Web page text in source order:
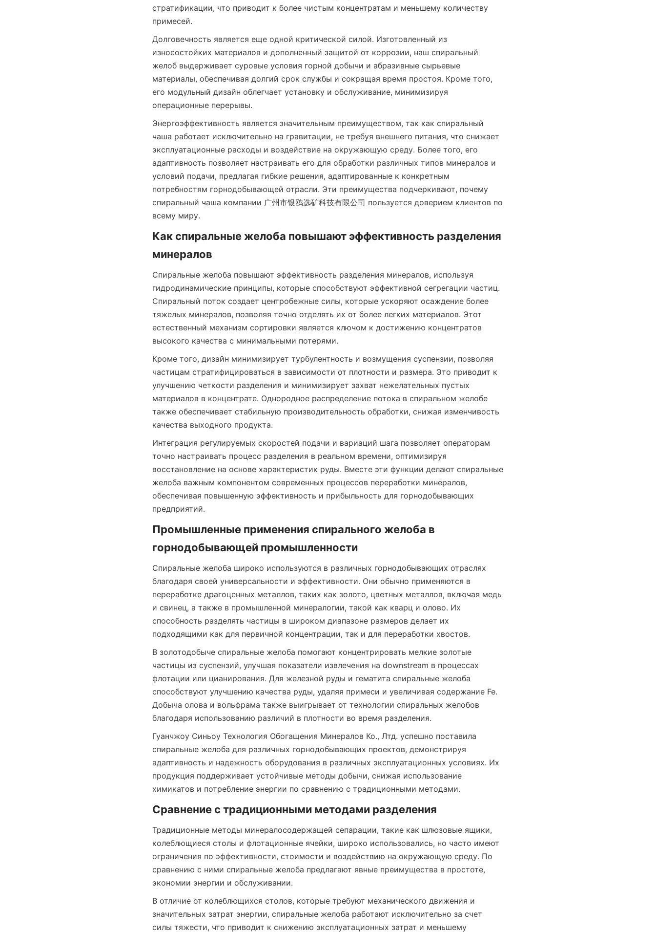
стратификации, что приводит к более чистым концентратам и меньшему количеству
примесей.
Долговечность является еще одной критической силой. Изготовленный из
износостойких материалов и дополненный защитой от коррозии, наш спиральный
желоб выдерживает суровые условия горной добычи и абразивные сырьевые
материалы, обеспечивая долгий срок службы и сокращая время простоя. Кроме того,
его модульный дизайн облегчает установку и обслуживание, минимизируя
операционные перерывы.
Энергоэффективность является значительным преимуществом, так как спиральный
чаша работает исключительно на гравитации, не требуя внешнего питания, что снижает
эксплуатационные расходы и воздействие на окружающую среду. Более того, его
адаптивность позволяет настраивать его для обработки различных типов минералов и
условий подачи, предлагая гибкие решения, адаптированные к конкретным
потребностям горнодобывающей отрасли. Эти преимущества подчеркивают, почему
спиральный чаша компании 广州市银鸥选矿科技有限公司 пользуется доверием клиентов по
всему миру.
Как спиральные желоба повышают эффективность разделения
минералов
Спиральные желоба повышают эффективность разделения минералов, используя
гидродинамические принципы, которые способствуют эффективной сегрегации частиц.
Спиральный поток создает центробежные силы, которые ускоряют осаждение более
тяжелых минералов, позволяя точно отделять их от более легких материалов. Этот
естественный механизм сортировки является ключом к достижению концентратов
высокого качества с минимальными потерями.
Кроме того, дизайн минимизирует турбулентность и возмущения суспензии, позволяя
частицам стратифицироваться в зависимости от плотности и размера. Это приводит к
улучшению четкости разделения и минимизирует захват нежелательных пустых
материалов в концентрате. Однородное распределение потока в спиральном желобе
также обеспечивает стабильную производительность обработки, снижая изменчивость
качества выходного продукта.
Интеграция регулируемых скоростей подачи и вариаций шага позволяет операторам
точно настраивать процесс разделения в реальном времени, оптимизируя
восстановление на основе характеристик руды. Вместе эти функции делают спиральные
желоба важным компонентом современных процессов переработки минералов,
обеспечивая повышенную эффективность и прибыльность для горнодобывающих
предприятий.
Промышленные применения спирального желоба в
горнодобывающей промышленности
Спиральные желоба широко используются в различных горнодобывающих отраслях
благодаря своей универсальности и эффективности. Они обычно применяются в
переработке драгоценных металлов, таких как золото, цветных металлов, включая медь
и свинец, а также в промышленной минералогии, такой как кварц и олово. Их
способность разделять частицы в широком диапазоне размеров делает их
подходящими как для первичной концентрации, так и для переработки хвостов.
В золотодобыче спиральные желоба помогают концентрировать мелкие золотые
частицы из суспензий, улучшая показатели извлечения на downstream в процессах
флотации или цианирования. Для железной руды и гематита спиральные желоба
способствуют улучшению качества руды, удаляя примеси и увеличивая содержание Fe.
Добыча олова и вольфрама также выигрывает от технологии спиральных желобов
благодаря использованию различий в плотности во время разделения.
Гуанчжоу Синьоу Технология Обогащения Минералов Ко., Лтд. успешно поставила
спиральные желоба для различных горнодобывающих проектов, демонстрируя
адаптивность и надежность оборудования в различных эксплуатационных условиях. Их
продукция поддерживает устойчивые методы добычи, снижая использование
химикатов и потребление энергии по сравнению с традиционными методами.
Сравнение с традиционными методами разделения
Традиционные методы минералосодержащей сепарации, такие как шлюзовые ящики,
колеблющиеся столы и флотационные ячейки, широко использовались, но часто имеют
ограничения по эффективности, стоимости и воздействию на окружающую среду. По
сравнению с ними спиральные желоба предлагают явные преимущества в простоте,
экономии энергии и обслуживании.
В отличие от колеблющихся столов, которые требуют механического движения и
значительных затрат энергии, спиральные желоба работают исключительно за счет
силы тяжести, что приводит к снижению эксплуатационных затрат и меньшему